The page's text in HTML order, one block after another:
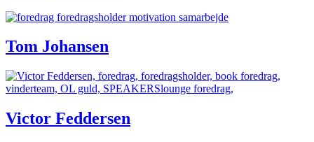
Tom Johansen
Victor Feddersen